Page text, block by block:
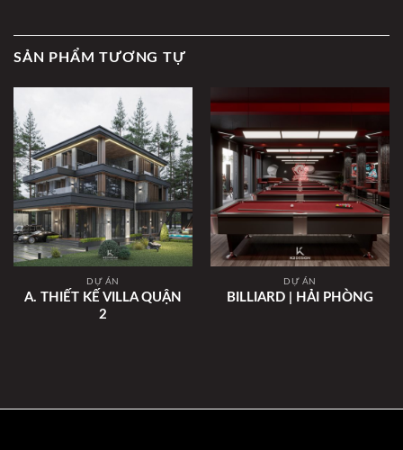
SẢN PHẨM TƯƠNG TỰ
DỰ ÁN
A. THIẾT KẾ VILLA QUẬN
2
DỰ ÁN
BILLIARD | HẢI PHÒNG